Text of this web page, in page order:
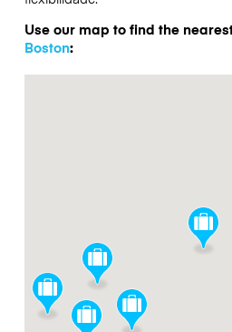
Use our map to find the
Boston: